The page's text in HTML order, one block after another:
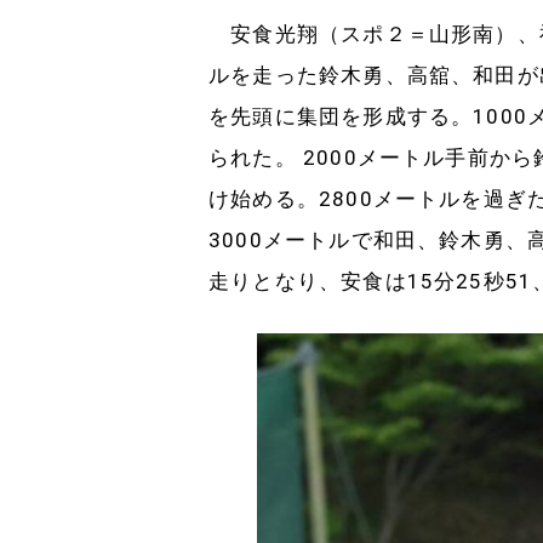
安食光翔（スポ２＝山形南）
ルを走った鈴木勇、高舘、和田
を先頭に集団を形成する。1000
られた。 2000メートル手前か
け始める。2800メートルを過ぎ
3000メートルで和田、鈴木勇、
走りとなり、安食は15分25秒